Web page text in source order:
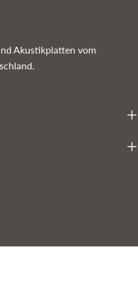
Akustikplatten vom